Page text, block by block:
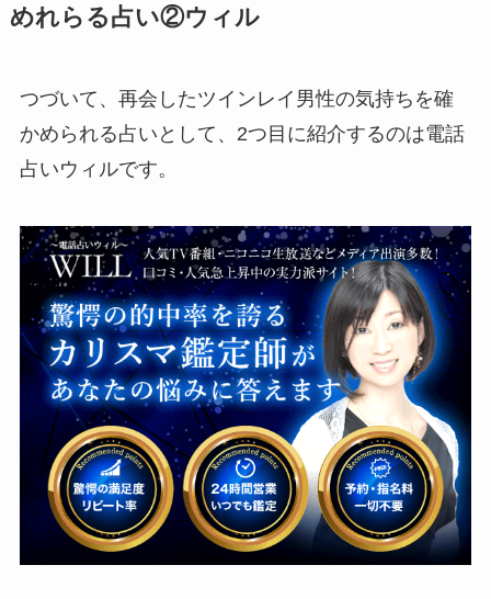
めれらる占い②ウィル
つづいて、再会したツインレイ男性の気持ちを確
かめられる占いとして、2つ目に紹介するのは電話
占いウィルです。